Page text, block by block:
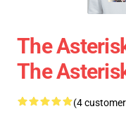
The
The
(4